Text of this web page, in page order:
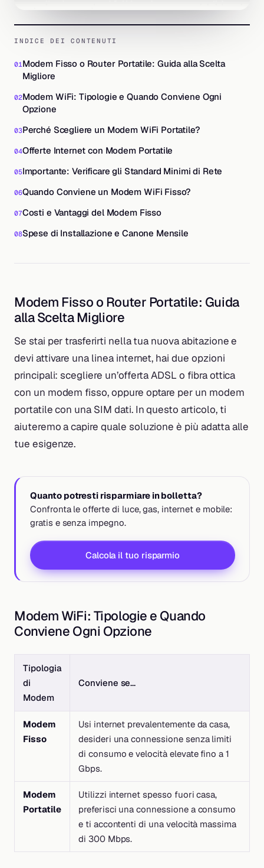
INDICE DEI CONTENUTI
Modem Fisso o Router Portatile: Guida alla Scelta
Migliore
Modem WiFi: Tipologie e Quando Conviene Ogni
Opzione
Perché Scegliere un Modem WiFi Portatile?
Offerte Internet con Modem Portatile
Importante: Verificare gli Standard Minimi di Rete
Quando Conviene un Modem WiFi Fisso?
Costi e Vantaggi del Modem Fisso
Spese di Installazione e Canone Mensile
Modem Fisso o Router Portatile: Guida
alla Scelta Migliore
Se stai per trasferirti nella tua nuova abitazione e
devi attivare una linea internet, hai due opzioni
principali: scegliere un’offerta ADSL o fibra ottica
con un modem fisso, oppure optare per un modem
portatile con una SIM dati. In questo articolo, ti
aiuteremo a capire quale soluzione è più adatta alle
tue esigenze.
Quanto potresti risparmiare in bolletta?
Confronta le offerte di luce, gas, internet e mobile:
gratis e senza impegno.
Calcola il tuo risparmio
Modem WiFi: Tipologie e Quando
Conviene Ogni Opzione
Tipologia
di
Modem
Conviene se…
Modem
Fisso
Usi internet prevalentemente da casa,
desideri una connessione senza limiti
di consumo e velocità elevate fino a 1
Gbps.
Modem
Portatile
Utilizzi internet spesso fuori casa,
preferisci una connessione a consumo
e ti accontenti di una velocità massima
di 300 Mbps.